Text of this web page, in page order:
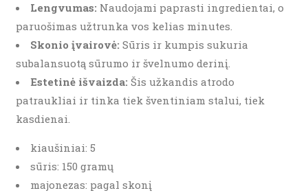
Lengvumas: Naudojami paprasti ingredientai, o
paruošimas užtrunka vos kelias minutes.
Skonio įvairovė: Sūris ir kumpis sukuria
subalansuotą sūrumo ir švelnumo derinį.
Estetinė išvaizda: Šis užkandis atrodo
patraukliai ir tinka tiek šventiniam stalui, tiek
kasdienai.
kiaušiniai: 5
sūris: 150 gramų
majonezas: pagal skonį